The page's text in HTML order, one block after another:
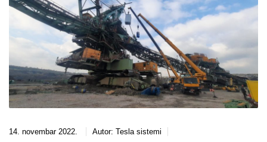
14. novembar 2022. Autor: Tesla sistemi